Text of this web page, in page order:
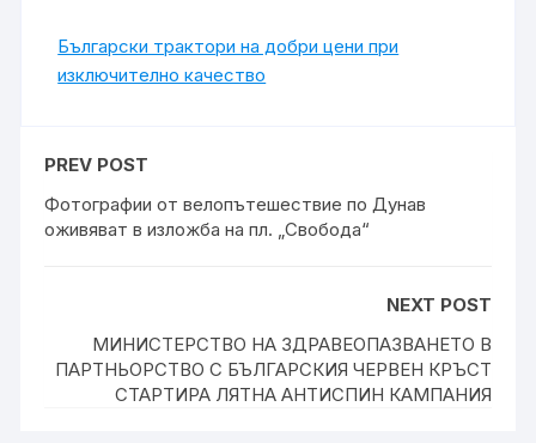
Български трактори на добри цени при
изключително качество
PREV POST
Фотографии от велопътешествие по Дунав
оживяват в изложба на пл. „Свобода“
NEXT POST
МИНИСТЕРСТВО НА ЗДРАВЕОПАЗВАНЕТО В
ПАРТНЬОРСТВО С БЪЛГАРСКИЯ ЧЕРВЕН КРЪСТ
СТАРТИРА ЛЯТНА АНТИСПИН КАМПАНИЯ